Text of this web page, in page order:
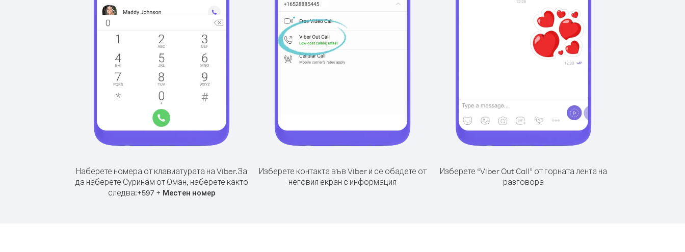
Наберете номера от клавиатурата на Viber.За
да наберете Суринам от Оман, наберете както
следва:+597+ Местен номер
Изберете контакта във Viber и се обадете от
неговия екран с информация
Изберете “Viber Out Call” от горната лента на
разговора